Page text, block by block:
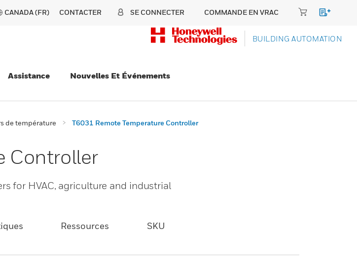
CANADA (FR) CONTACTER SE CONNECTER COMMANDE EN VRAC
BUILDING AUTOMATION
Assistance Nouvelles Et Événements
de température T6031 Remote Temperature Controller
Controller
for HVAC, agriculture and industrial
Ressources SKU